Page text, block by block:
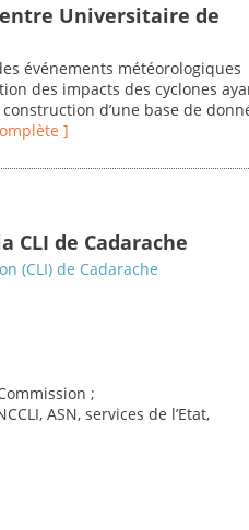
Universitaire de
événements météorologiques
des impacts des cyclones
d’une base de
]
CLI de Cadarache
(CLI) de Cadarache
;
ASN, services de l’Etat,